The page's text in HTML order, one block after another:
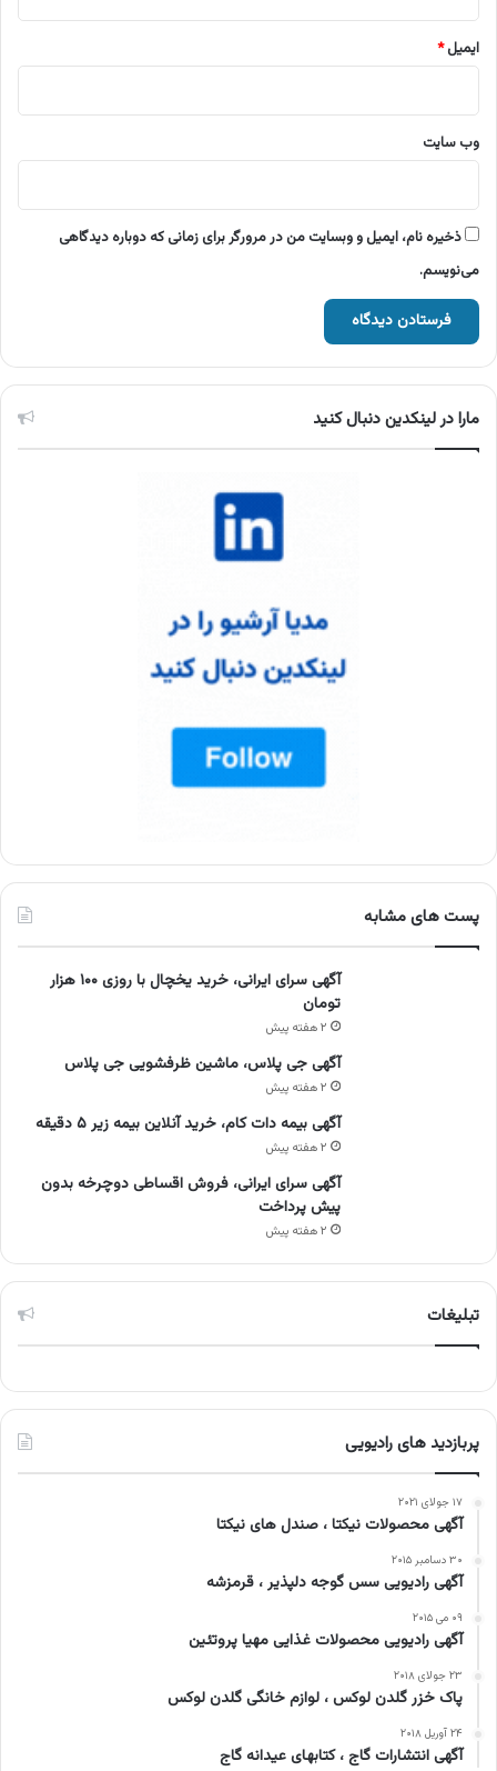
ایمیل*
وب‌ سایت
ذخیره نام، ایمیل و وبسایت من در مرورگر برای زمانی که دوباره دیدگاهی
می‌نویسم.
مارا در لینکدین دنبال کنید
پست های مشابه
آگهی سرای ایرانی، خرید یخچال با روزی ۱۰۰ هزار
تومان
۲ هفته پیش
آگهی جی پلاس، ماشین ظرفشویی جی پلاس
۲ هفته پیش
آگهی بیمه دات کام، خرید آنلاین بیمه زیر ۵ دقیقه
۲ هفته پیش
آگهی سرای ایرانی، فروش اقساطی دوچرخه بدون
پیش پرداخت
۲ هفته پیش
تبلیغات
پربازدید های رادیویی
۱۷ جولای ۲۰۲۱
آگهی محصولات نیکتا ، صندل های نیکتا
۳۰ دسامبر ۲۰۱۵
آگهی رادیویی سس گوجه دلپذیر ، قرمزشه
۰۹ می ۲۰۱۵
آگهی رادیویی محصولات غذایی مهیا پروتئین
۲۳ جولای ۲۰۱۸
پاک خزر گلدن لوکس ، لوازم خانگی گلدن لوکس
۲۴ آوریل ۲۰۱۸
آگهی انتشارات گاج ، کتابهای عیدانه گاج